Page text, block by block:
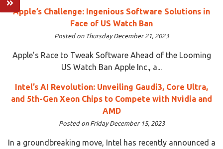
Apple’s Challenge: Ingenious Software Solutions in
Face of US Watch Ban
Posted on Thursday December 21, 2023
Apple’s Race to Tweak Software Ahead of the Looming
US Watch Ban Apple Inc., a...
Intel’s AI Revolution: Unveiling Gaudi3, Core Ultra,
and 5th-Gen Xeon Chips to Compete with Nvidia and
AMD
Posted on Friday December 15, 2023
In a groundbreaking move, Intel has recently announced a